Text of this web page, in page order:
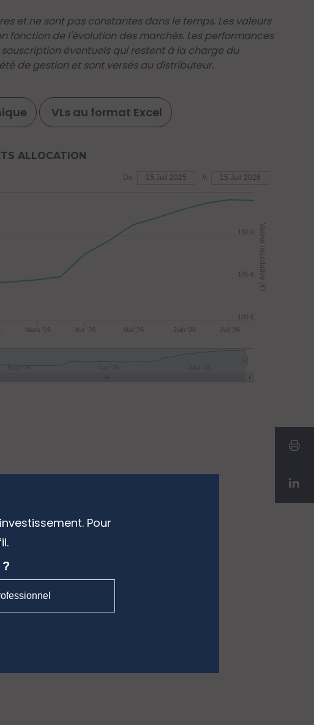
et ne sont pas constantes dans le temps. Les valeurs
fonction de l'évolution des marchés. Les performances
éventuels qui restent à la charge du
de gestion et sont versés au distributeur.
VLs au format Excel
De 15 Juil 2025 A 15 Juil 2026
Valeur liquidative (€)
ALLOCATION
Mars '26 Avr '26 Mai '26 Juin '26 Juil '26
Sept '25
100 €
105 €
110 €
Pour